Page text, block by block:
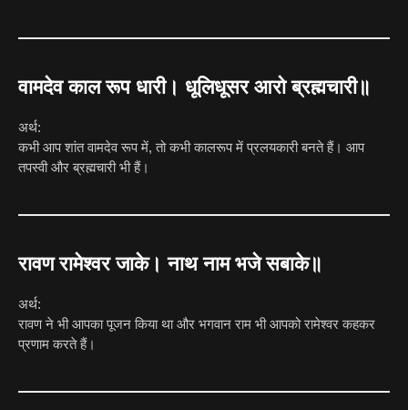
वामदेव काल रूप धारी। धूलिधूसर आरो ब्रह्मचारी॥
अर्थ:
कभी आप शांत वामदेव रूप में, तो कभी कालरूप में प्रलयकारी बनते हैं। आप
तपस्वी और ब्रह्मचारी भी हैं।
रावण रामेश्वर जाके। नाथ नाम भजे सबाके॥
अर्थ:
रावण ने भी आपका पूजन किया था और भगवान राम भी आपको रामेश्वर कहकर
प्रणाम करते हैं।